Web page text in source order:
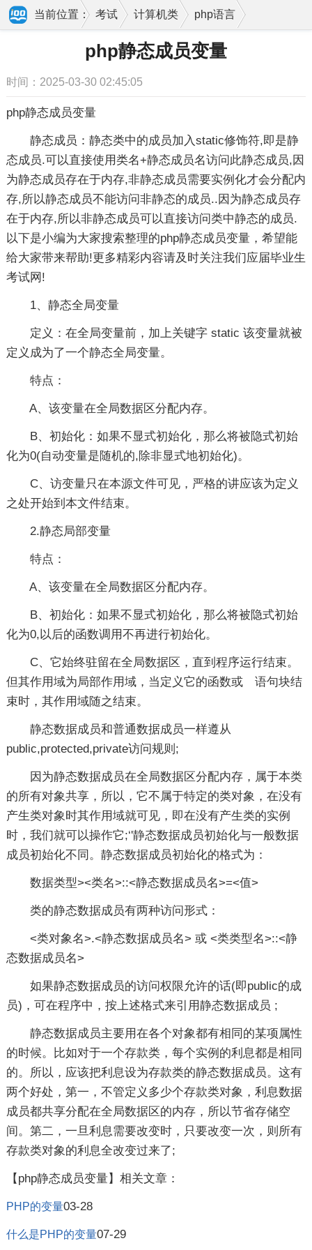
当前位置： 考试 计算机类 php语言
php静态成员变量php静态成员变量
时间：2025-03-30 02:45:05
php静态成员变量
静态成员：静态类中的成员加入static修饰符,即是静
态成员.可以直接使用类名+静态成员名访问此静态成员,因
为静态成员存在于内存,非静态成员需要实例化才会分配内
存,所以静态成员不能访问非静态的成员..因为静态成员存
在于内存,所以非静态成员可以直接访问类中静态的成员.
以下是小编为大家搜索整理的php静态成员变量，希望能
给大家带来帮助!更多精彩内容请及时关注我们应届毕业生
考试网!
1、静态全局变量
定义：在全局变量前，加上关键字 static 该变量就被
定义成为了一个静态全局变量。
特点：
A、该变量在全局数据区分配内存。
B、初始化：如果不显式初始化，那么将被隐式初始
化为0(自动变量是随机的,除非显式地初始化)。
C、访变量只在本源文件可见，严格的讲应该为定义
之处开始到本文件结束。
2.静态局部变量
特点：
A、该变量在全局数据区分配内存。
B、初始化：如果不显式初始化，那么将被隐式初始
化为0,以后的函数调用不再进行初始化。
C、它始终驻留在全局数据区，直到程序运行结束。
但其作用域为局部作用域，当定义它的函数或 语句块结
束时，其作用域随之结束。
静态数据成员和普通数据成员一样遵从
public,protected,private访问规则;
因为静态数据成员在全局数据区分配内存，属于本类
的所有对象共享，所以，它不属于特定的类对象，在没有
产生类对象时其作用域就可见，即在没有产生类的实例
时，我们就可以操作它;‘'静态数据成员初始化与一般数据
成员初始化不同。静态数据成员初始化的格式为：
数据类型><类名>::<静态数据成员名>=<值>
类的静态数据成员有两种访问形式：
<类对象名>.<静态数据成员名> 或 <类类型名>::<静
态数据成员名>
如果静态数据成员的访问权限允许的话(即public的成
员)，可在程序中，按上述格式来引用静态数据成员 ;
静态数据成员主要用在各个对象都有相同的某项属性
的时候。比如对于一个存款类，每个实例的利息都是相同
的。所以，应该把利息设为存款类的静态数据成员。这有
两个好处，第一，不管定义多少个存款类对象，利息数据
成员都共享分配在全局数据区的内存，所以节省存储空
间。第二，一旦利息需要改变时，只要改变一次，则所有
存款类对象的利息全改变过来了;
【php静态成员变量】相关文章：
PHP的变量03-28
什么是PHP的变量07-29